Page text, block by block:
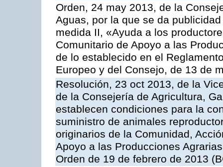
Orden, 24 may 2013, de la
Aguas, por la que se da
medida II, «Ayuda a los
Comunitario de Apoyo a las
de lo establecido en el
Europeo y del Consejo, de 13 de
Resolución, 23 oct 2013, de la
de la Consejería de Agricultura,
establecen condiciones para la
suministro de animales
originarios de la Comunidad,
Apoyo a las Producciones
Orden de 19 de febrero de 2013